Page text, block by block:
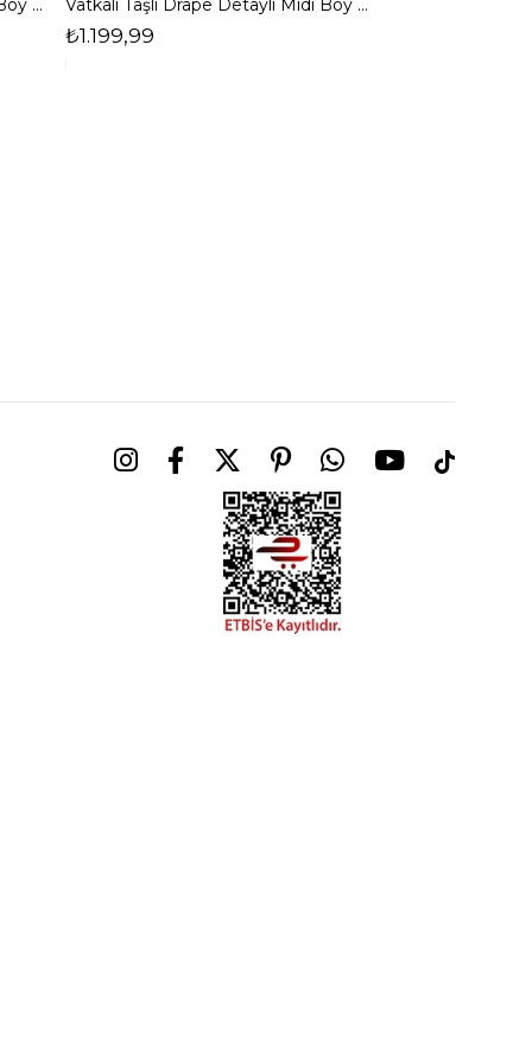
Vatkalı Taşlı Drape Detaylı Midi Boy Kahverengi Jesep Kadın Elbise 26Y282 Vatkalı Taşlı Drape Detaylı Midi Boy Lacivert Jesep Kadın Elbise 26Y282
₺1.199,99